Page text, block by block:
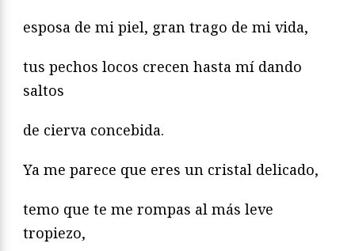
esposa de mi piel, gran trago de mi vida,
tus pechos locos crecen hasta mí dando
saltos
de cierva concebida.
Ya me parece que eres un cristal delicado,
temo que te me rompas al más leve
tropiezo,